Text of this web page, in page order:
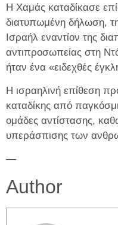
Η Χαμάς καταδίκασε
διατυπωμένη δήλωση,
Ισραήλ εναντίον της
αντιπροσωπείας στη
ήταν ένα «ειδεχθές
Η ισραηλινή επίθεση
καταδίκης από
ομάδες αντίστασης,
υπεράσπισης των
—
Author